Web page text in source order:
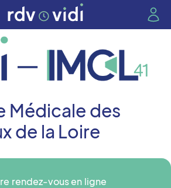
Médicale des
de la Loire
rendez-vous en ligne